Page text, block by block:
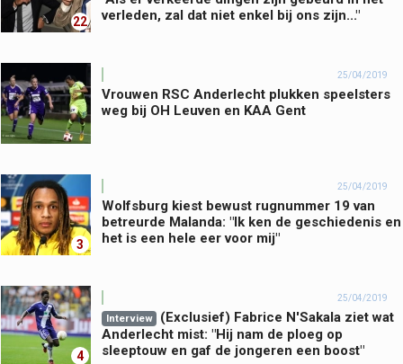
22
verleden, zal dat niet enkel bij ons zijn..."
25/04/2019
Vrouwen RSC Anderlecht plukken speelsters
weg bij OH Leuven en KAA Gent
3
25/04/2019
Wolfsburg kiest bewust rugnummer 19 van
betreurde Malanda: "Ik ken de geschiedenis en
het is een hele eer voor mij"
4
25/04/2019
Interview
(Exclusief) Fabrice N'Sakala ziet wat
Anderlecht mist: "Hij nam de ploeg op
sleeptouw en gaf de jongeren een boost"